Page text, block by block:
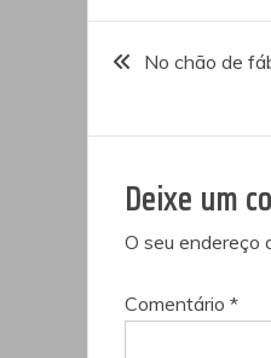
Navegação
de
Post
No chão de
Deixe um
O seu endereço
Comentário *